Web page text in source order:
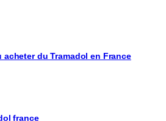
du Tramadol en France
france